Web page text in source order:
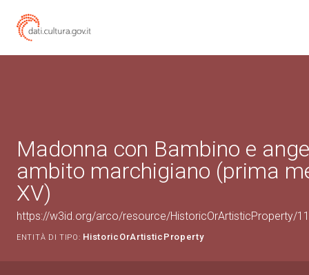
Madonna con Bambino e
ambito marchigiano (prima
XV)
https://w3id.org/arco/resource/HistoricOrArtisticProperty/
ENTITÀ DI TIPO: HistoricOrArtisticProperty